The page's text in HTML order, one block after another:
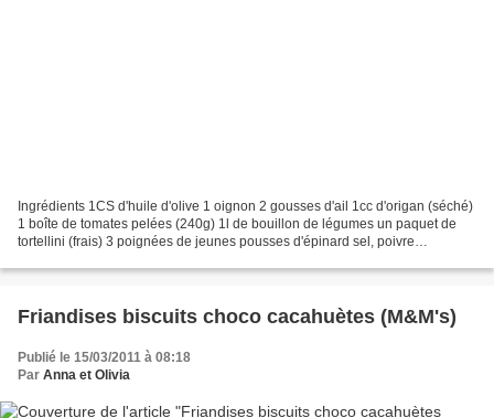
Ingrédients 1CS d'huile d'olive 1 oignon 2 gousses d'ail 1cc d'origan (séché)
1 boîte de tomates pelées (240g) 1l de bouillon de légumes un paquet de
tortellini (frais) 3 poignées de jeunes pousses d'épinard sel, poivre
Friandises biscuits choco cacahuètes (M&M's)
Publié le 15/03/2011 à 08:18
Par Anna et Olivia